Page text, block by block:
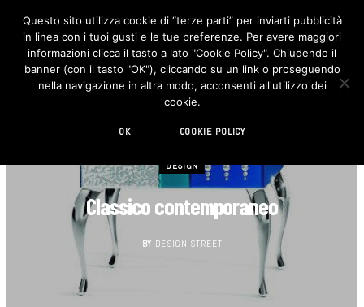
F
c
e
b
o
I
n
s
t
DESIGN
Classico contemporaneo
BY DESIGN STREET
Questo sito utilizza cookie di “terze parti” per inviarti pubblicità
in linea con i tuoi gusti e le tue preferenze. Per avere maggiori
informazioni clicca il tasto a lato "Cookie Policy". Chiudendo il
banner (con il tasto "OK"), cliccando su un link o proseguendo
nella navigazione in altra modo, acconsenti all'utilizzo dei
cookie.
OK COOKIE POLICY